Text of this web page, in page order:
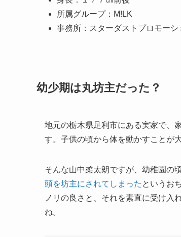
所属グループ：M!LK
事務所：スターダストプロモーシ
幼少期は丸坊主だった？
地元の栃木県足利市にある実家で、
す。子供の頃から体を動かすことが
そんな山中柔太朗ですが、幼稚園の
頭を坊主にされてしまった というお
ノリの良さと、それを素直に受け入
ね。